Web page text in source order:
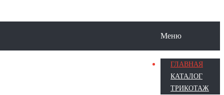
Меню
ГЛАВНАЯ
КАТАЛОГ
ТРИКОТАЖ